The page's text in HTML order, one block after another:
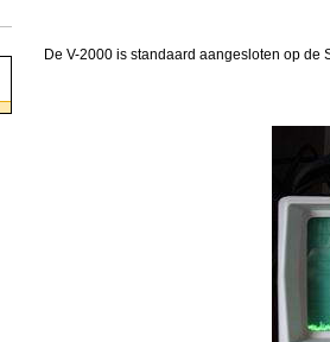
De V-2000 is standaard aangesloten op de